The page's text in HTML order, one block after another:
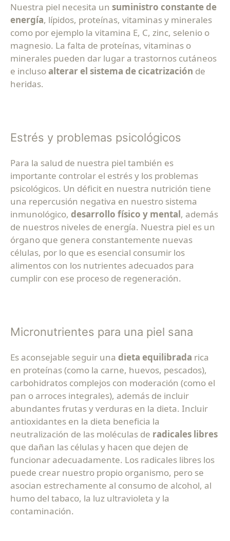
Nuestra piel necesita un suministro constante de
energía, lípidos, proteínas, vitaminas y minerales
como por ejemplo la vitamina E, C, zinc, selenio o
magnesio. La falta de proteínas, vitaminas o
minerales pueden dar lugar a trastornos cutáneos
e inclusoalterar el sistema de cicatrización de
heridas.
Estrés y problemas psicológicos
Para la salud de nuestra piel también es
importante controlar el estrés y los problemas
psicológicos. Un déficit en nuestra nutrición tiene
una repercusión negativa en nuestro sistema
inmunológico, desarrollo físico y mental, además
de nuestros niveles de energía. Nuestra piel es un
órgano que genera constantemente nuevas
células, por lo que es esencial consumir los
alimentos con los nutrientes adecuados para
cumplir con ese proceso de regeneración.
Micronutrientes para una piel sana
Es aconsejable seguir una dieta equilibrada rica
en proteínas (como la carne, huevos, pescados),
carbohidratos complejos con moderación (como el
pan o arroces integrales), además de incluir
abundantes frutas y verduras en la dieta. Incluir
antioxidantes en la dieta beneficia la
neutralización de las moléculas de radicales libres
que dañan las células y hacen que dejen de
funcionar adecuadamente. Los radicales libres los
puede crear nuestro propio organismo, pero se
asocian estrechamente al consumo de alcohol, al
humo del tabaco, la luz ultravioleta y la
contaminación.